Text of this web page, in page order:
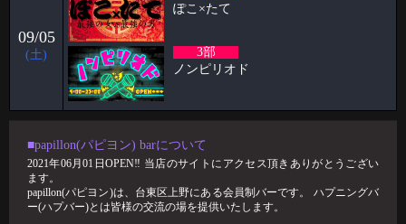
今回は長年ハプバー勤務して
2026-03-02
ケイタブログ 社員旅行✈️
ハプニングバーで働いている🦋 スタッフのケイタです！！ 今回ブログ
担当が回ってきたのでよ
2026-03-02
🥳2月女子抽選🥳
🦋🉐女性様特典🉐🦋 🤩2月の抽選結果🤩 1等 14091 2等 6288 3等 12
2026-02-24
パンブログ 「あまーい」
09/05
(土)
ぽこ×たて
3部
ノンピリオド
■papillon(パピヨン) barについて
2021年06月01日OPEN‼︎ 当店のサイトにアクセス頂きありがとうござい
ます。
papillon(パピヨン)は、台東区上野にある会員制バーです。 ハプニングバ
ー(ハプバー)とは皆様の交流の場を提供いたします。